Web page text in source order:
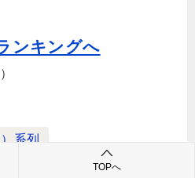
ンキングへ
系列
TOPへ